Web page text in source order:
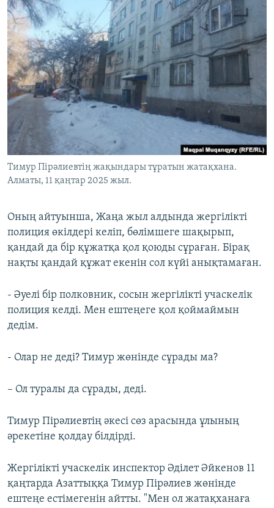
Тимур Пірәлиевтің жақындары тұратын жатақхана.
Алматы, 11 қаңтар 2025 жыл.
Оның айтуынша, Жаңа жыл алдында жергілікті
полиция өкілдері келіп, бөлімшеге шақырып,
қандай да бір құжатқа қол қоюды сұраған. Бірақ
нақты қандай құжат екенін сол күйі анықтамаған.
- Әуелі бір полковник, сосын жергілікті учаскелік
полиция келді. Мен ештеңеге қол қоймаймын
дедім.
- Олар не деді? Тимур жөнінде сұрады ма?
– Ол туралы да сұрады, деді.
Тимур Пірәлиевтің әкесі сөз арасында ұлының
әрекетіне қолдау білдірді.
Жергілікті учаскелік инспектор Әділет Әйкенов 11
қаңтарда Азаттыққа Тимур Пірәлиев жөнінде
ештеңе естімегенін айтты. "Мен ол жатақханаға